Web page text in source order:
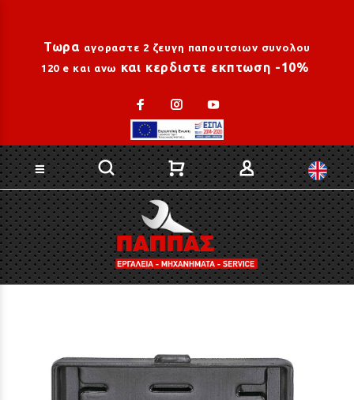
Τωρα αγοραστε 2 ζευγη παπουτσιων συνολου
120 e και ανω και κερδιστε εκπτωση -10%